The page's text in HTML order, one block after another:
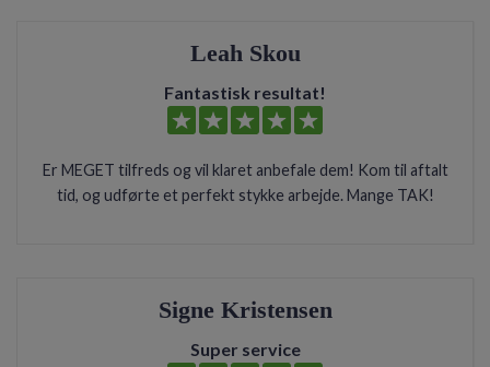
Leah Skou
Fantastisk resultat!
Er MEGET tilfreds og vil klaret anbefale dem! Kom til aftalt
tid, og udførte et perfekt stykke arbejde. Mange TAK!
Signe Kristensen
Super service